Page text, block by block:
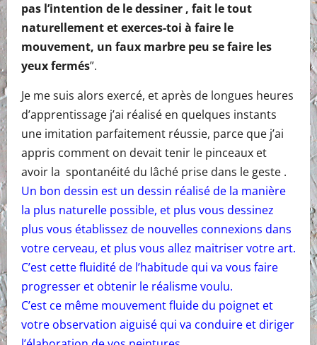
pas l’intention de le dessiner , fait le tout
naturellement et exerces-toi à faire le
mouvement, un faux marbre peu se faire les
yeux fermés”.
Je me suis alors exercé, et après de longues heures
d’apprentissage j’ai réalisé en quelques instants
une imitation parfaitement réussie, parce que j’ai
appris comment on devait tenir le pinceaux et
avoir la spontanéité du lâché prise dans le geste .
Un bon dessin est un dessin réalisé de la manière
la plus naturelle possible, et plus vous dessinez
plus vous établissez de nouvelles connexions dans
votre cerveau, et plus vous allez maitriser votre art.
C’est cette fluidité de l’habitude qui va vous faire
progresser et obtenir le réalisme voulu.
C’est ce même mouvement fluide du poignet et
votre observation aiguisé qui va conduire et diriger